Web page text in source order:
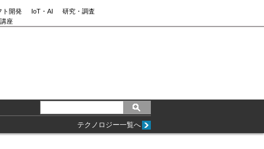
ト開発 IoT・AI
研究・調査
座
テクノロジー一覧へ